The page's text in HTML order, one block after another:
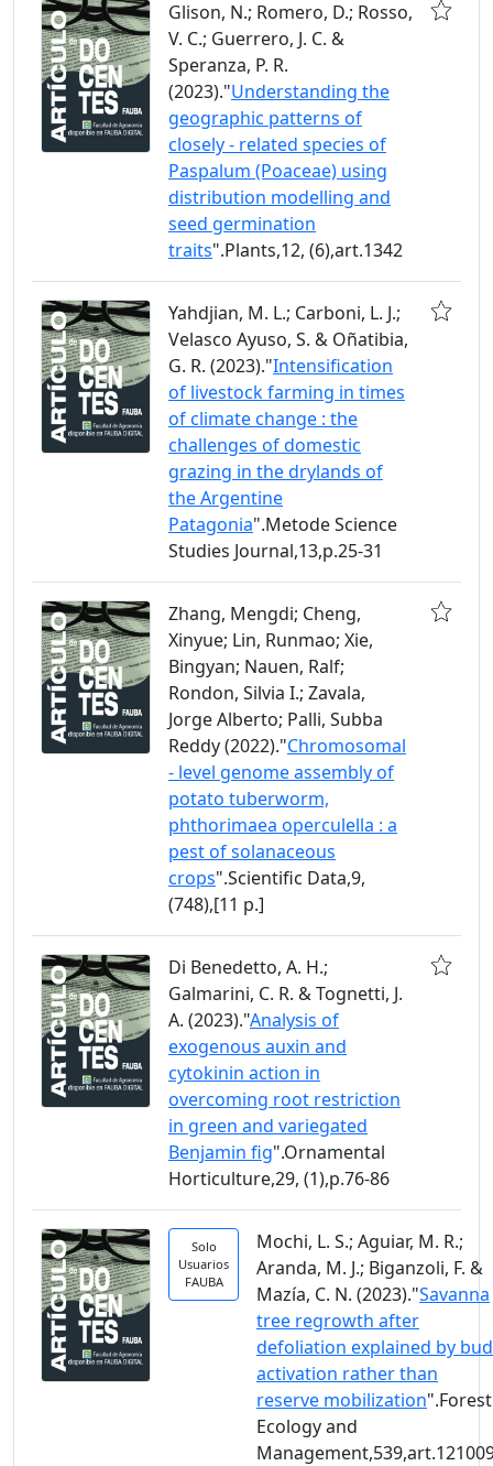
Glison, N.; Romero, D.; Rosso,
V. C.; Guerrero, J. C. &
Speranza, P. R.
(2023)."Understanding the
geographic patterns of
closely - related species of
Paspalum (Poaceae) using
distribution modelling and
seed germination
traits".Plants,12, (6),art.1342
Yahdjian, M. L.; Carboni, L. J.;
Velasco Ayuso, S. & Oñatibia,
G. R. (2023)."Intensification
of livestock farming in times
of climate change : the
challenges of domestic
grazing in the drylands of
the Argentine
Patagonia".Metode Science
Studies Journal,13,p.25-31
Zhang, Mengdi; Cheng,
Xinyue; Lin, Runmao; Xie,
Bingyan; Nauen, Ralf;
Rondon, Silvia I.; Zavala,
Jorge Alberto; Palli, Subba
Reddy (2022)."Chromosomal
- level genome assembly of
potato tuberworm,
phthorimaea operculella : a
pest of solanaceous
crops".Scientific Data,9,
(748),[11 p.]
Di Benedetto, A. H.;
Galmarini, C. R. & Tognetti, J.
A. (2023)."Analysis of
exogenous auxin and
cytokinin action in
overcoming root restriction
in green and variegated
Benjamin fig".Ornamental
Horticulture,29, (1),p.76-86
Solo
Usuarios
FAUBA
Mochi, L. S.; Aguiar, M. R.;
Aranda, M. J.; Biganzoli, F. &
Mazía, C. N. (2023)."Savanna
tree regrowth after
defoliation explained by bud
activation rather than
reserve mobilization".Forest
Ecology and